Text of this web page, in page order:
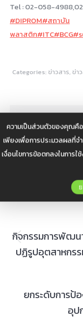
ความเป็นส่วนตัวของคุณคื
เพียงเพื่อการประมวลผลที่
เงื่อนไขการข้อตกลงในการใ
Tel : 02-058-
#DIPROM#สถาบัน
พลาสติก#ITC#BCG
Categories: ข่าวสาร, ข่า
Post
กิจกรรมการพัฒ
ปฏิรูปอุตสาหกร
ยกระดับการป้
อุป